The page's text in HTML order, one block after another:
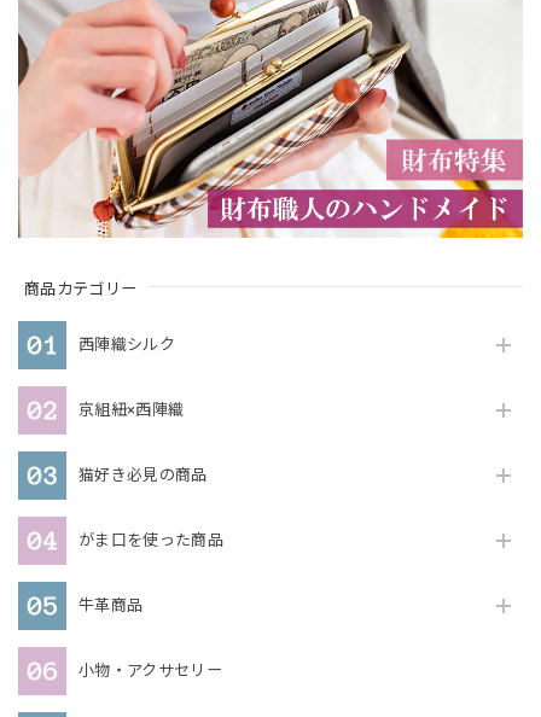
商品カテゴリー
西陣織シルク
京組紐×西陣織
猫好き必見の商品
がま口を使った商品
牛革商品
小物・アクサセリー